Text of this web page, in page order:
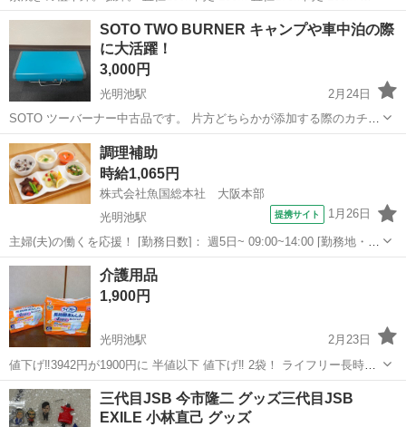
きれば、二つまとめてもらっていただけると 助かります。
大阪 岸和田市 素焼き
SOTO TWO BURNER キャンプや車中泊の際
に大活躍！
3,000円
光明池駅
2月24日
SOTO ツーバーナー中古品です。 片方どちらかが添加する際のカチッ
とが割れていて点火できません。 しかし素人感覚ですが交換部品さえ
あれば簡単に交換できると思います。 格安でいかがでしょうか？
大阪 堺市 光明池駅
調理補助
時給1,065円
株式会社魚国総本社 大阪本部
光明池駅
提携サイト 1月26日
主婦(夫)の働くを応援！ [勤務日数]： 週5日~ 09:00~14:00 [勤務地・最
寄駅]： 大阪府堺市南区新檜尾台４丁１９番１号 株式会社魚国総本
大阪 堺市 光明池駅
介護用品
1,900円
光明池駅
2月23日
値下げ‼️3942円が1900円に 半値以下 値下げ‼️ 2袋！ ライフリー長時間
あんしん 4回吸収 尿とりパッド 昼用ㇲ-パ １枚
でしっかり吸収 A/１袋/新品開封なし /未使用/４２枚入
り ...
大阪 和泉市 光明池駅 その他 介護用品
三代目JSB 今市隆二 グッズ三代目JSB
EXILE 小林直己 グッズ